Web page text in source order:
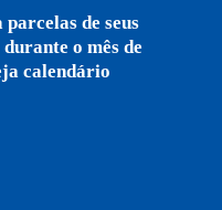
parcelas de seus
o mês de
calendário